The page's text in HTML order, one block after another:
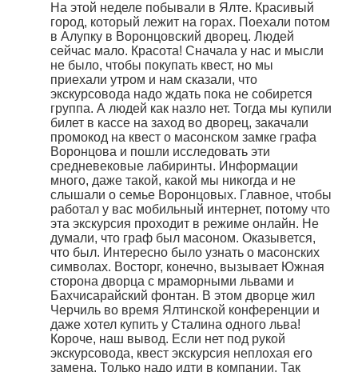
На этой неделе побывали в Ялте. Красивый
город, который лежит на горах. Поехали потом
в Алупку в Воронцовский дворец. Людей
сейчас мало. Красота! Сначала у нас и мысли
не было, чтобы покупать квест, но мы
приехали утром и нам сказали, что
экскурсовода надо ждать пока не собирется
группа. А людей как назло нет. Тогда мы купили
билет в кассе на заход во дворец, закачали
промокод на квест о масонском замке графа
Воронцова и пошли исследовать эти
средневековые лабиринты. Информации
много, даже такой, какой мы никогда и не
слышали о семье Воронцовых. Главное, чтобы
работал у вас мобильный интернет, потому что
эта экскурсия проходит в режиме онлайн. Не
думали, что граф был масоном. Оказывется,
что был. Интересно было узнать о масонских
символах. Восторг, конечно, вызывает Южная
сторона дворца с мраморными львами и
Бахчисарайский фонтан. В этом дворце жил
Черчиль во время Ялтинской конференции и
даже хотел купить у Сталина одного льва!
Короче, наш вывод. Если нет под рукой
экскурсовода, квест экскурсия неплохая его
замена. Только надо идти в компании. Так